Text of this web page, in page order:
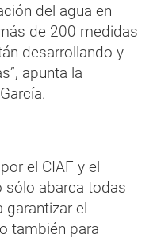
del agua en
de 200 medidas
desarrollando y
apunta la
el CIAF y el
sólo abarca todas
garantizar el
también para